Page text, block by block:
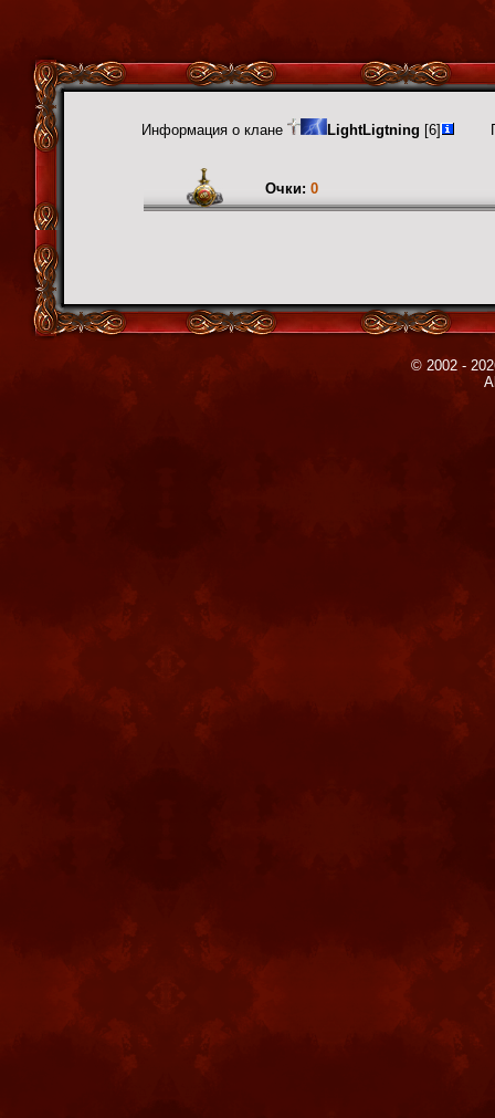
Информация о клане LightLigtning [6]
Очки: 0
© 2002 -